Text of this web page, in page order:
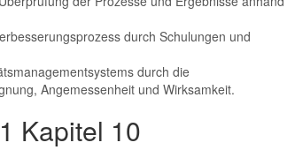
durch Schulungen und
durch die
Angemessenheit und Wirksamkeit.
Kapitel 10